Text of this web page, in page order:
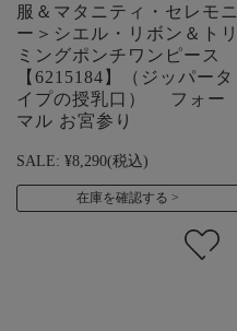
服＆マタニティ・セレモニ
ー＞シエル・リボン＆トリ
ミングポンチワンピース
【6215184】（ジッパータ
イプの授乳口） フォー
マル お宮参り
SALE: ¥8,290(税込)
在庫を確認する